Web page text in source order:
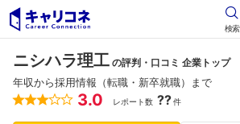
検索
ニシハラ理工 の評判・口コミ 企業トップ
年収から採用情報（転職・新卒就職）まで
3.0 レポート数 ??件